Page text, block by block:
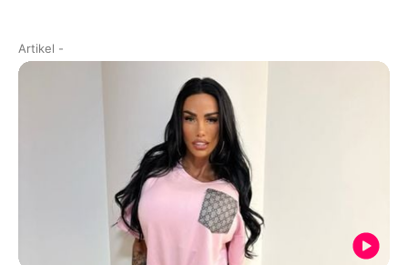
Artikel -